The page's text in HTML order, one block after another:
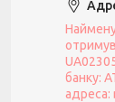
банку:
адреса: